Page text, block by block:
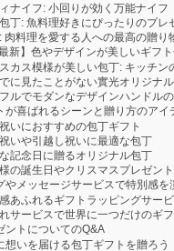
ナイフ: 小回りが効く万能ナイフ
丁: 魚料理好きにぴったりのプレ
肉料理を愛する人への最高の贈り
新】色やデザインが美しいギフ
カス模様が美しい包丁: キッチン
に見たことがない實光オリジナ
ルでモダンなデザインハンドル
が喜ばれるシーンと贈り方のアイ
いにおすすめの包丁ギフト
いや引越し祝いに最適な包丁
記念日に贈るオリジナル包丁
の誕生日やクリスマスプレゼン
やメッセージサービスで特別感を
あふれるギフトラッピングサー
サービスで世界に一つだけのギ
ントについてのQ&A
想いを届ける包丁ギフトを贈ろう